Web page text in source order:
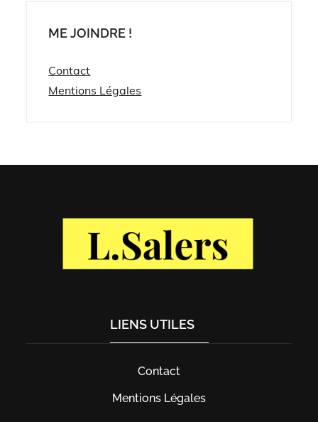
ME JOINDRE !
Contact
Mentions Légales
LIENS UTILES
Contact
Mentions Légales